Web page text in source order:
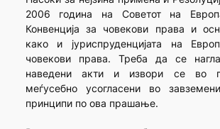
2006 година на Советот на
Конвенција за човекови права и
како и јуриспруденцијата на
човекови права. Треба да се
наведени акти и извори се во
меѓусебно усогласени во
принципи по ова прашање.